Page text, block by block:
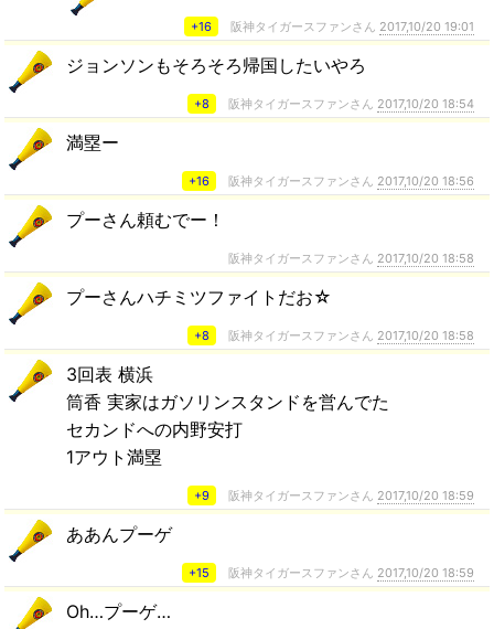
+16 阪神タイガースファンさん 2017,10/20 19:01
ジョンソンもそろそろ帰国したいやろ
+8 阪神タイガースファンさん 2017,10/20 18:54
満塁ー
+16 阪神タイガースファンさん 2017,10/20 18:56
プーさん頼むでー！
阪神タイガースファンさん 2017,10/20 18:58
プーさんハチミツファイトだお☆
+8 阪神タイガースファンさん 2017,10/20 18:58
3回表 横浜
筒香 実家はガソリンスタンドを営んでた
セカンドへの内野安打
1アウト満塁
+9 阪神タイガースファンさん 2017,10/20 18:59
ああんプーゲ
+15 阪神タイガースファンさん 2017,10/20 18:59
Oh…プーゲ…